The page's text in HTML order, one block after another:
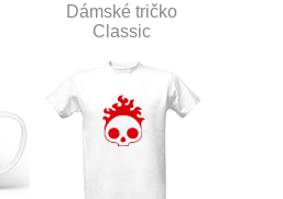
Dámské tričko
Classic